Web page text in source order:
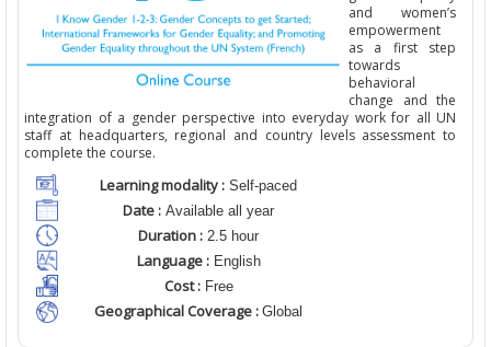
and women’s
empowerment
as a first step
towards
behavioral
change and the
integration of a gender perspective into everyday work for all UN
staff at headquarters, regional and country levels assessment to
complete the course.
Learning modality : Self-paced
Date : Available all year
Duration : 2.5 hour
Language :English
Cost :Free
Geographical Coverage : Global